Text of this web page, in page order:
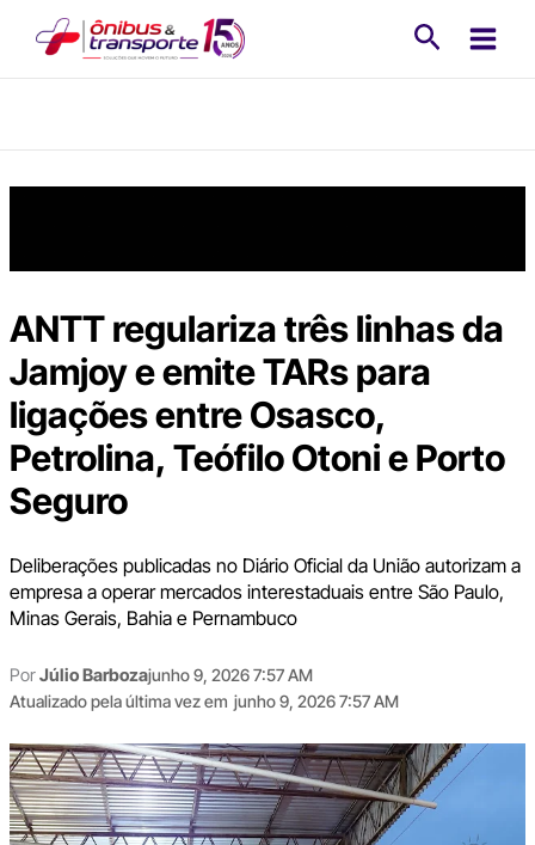
ANTT regulariza três linhas da
Jamjoy e emite TARs para
ligações entre Osasco,
Petrolina, Teófilo Otoni e Porto
Seguro
Deliberações publicadas no Diário Oficial da União autorizam a
empresa a operar mercados interestaduais entre São Paulo,
Minas Gerais, Bahia e Pernambuco
PorJúlio Barbozajunho 9, 2026 7:57 AM
Atualizado pela última vez em junho 9, 2026 7:57 AM